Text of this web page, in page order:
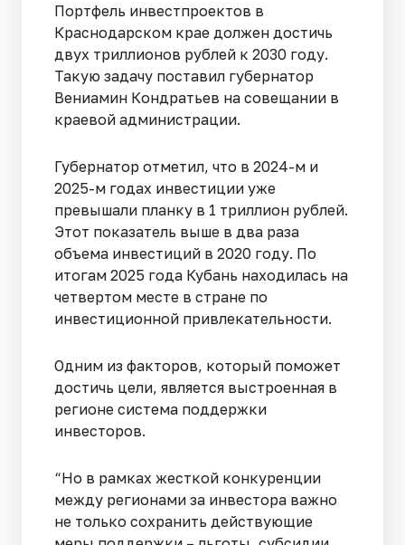
Портфель инвестпроектов в
Краснодарском крае должен достичь
двух триллионов рублей к 2030 году.
Такую задачу поставил губернатор
Вениамин Кондратьев на совещании в
краевой администрации.
Губернатор отметил, что в 2024-м и
2025-м годах инвестиции уже
превышали планку в 1 триллион рублей.
Этот показатель выше в два раза
объема инвестиций в 2020 году. По
итогам 2025 года Кубань находилась на
четвертом месте в стране по
инвестиционной привлекательности.
Одним из факторов, который поможет
достичь цели, является выстроенная в
регионе система поддержки
инвесторов.
“Но в рамках жесткой конкуренции
между регионами за инвестора важно
не только сохранить действующие